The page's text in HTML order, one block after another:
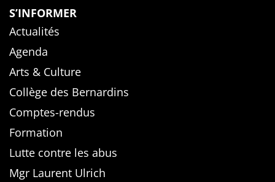
S’INFORMER
Actualités
Agenda
Arts & Culture
Collège des Bernardins
Comptes-rendus
Formation
Lutte contre les abus
Mgr Laurent Ulrich